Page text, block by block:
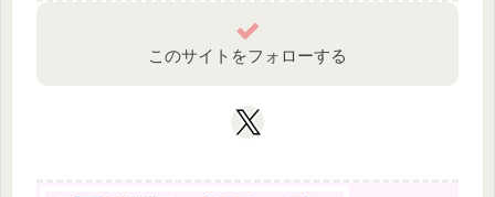
このサイトをフォローする